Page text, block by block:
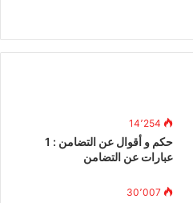
14٬254
حكم و أقوال عن التضامن : 1
عبارات عن التضامن
30٬007